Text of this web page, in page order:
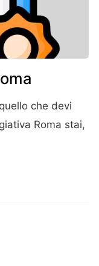
che devi
Roma stai,